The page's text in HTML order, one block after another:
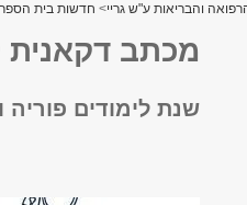
והבריאות ע"ש גריי> חדשות בית
מכתב דקאנית
שנת לימודים פוריה